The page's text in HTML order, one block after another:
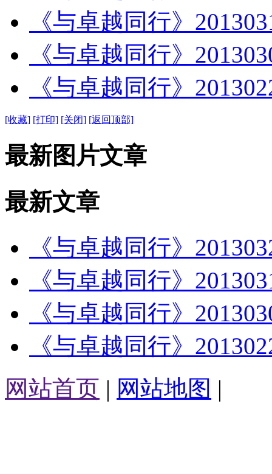
《与卓越同行》
《与卓越同行》
《与卓越同行》
[收藏] [打印] [关闭] [返回顶部]
最新图片文章
最新文章
《与卓越同行》
《与卓越同行》
《与卓越同行》
《与卓越同行》
网站首页 | 网站地图 |